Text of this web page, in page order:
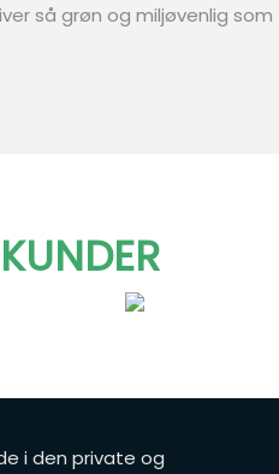
så grøn og miljøvenlig som
i den private og